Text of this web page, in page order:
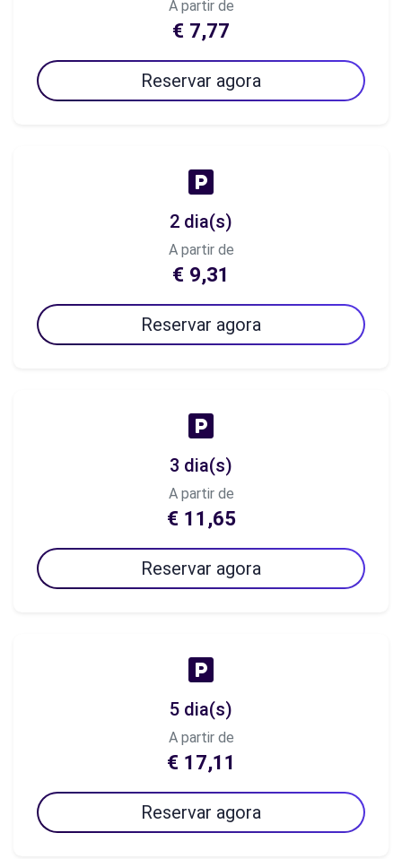
A partir de
€ 7,77
Reservar agora
2 dia(s)
A partir de
€ 9,31
Reservar agora
3 dia(s)
A partir de
€ 11,65
Reservar agora
5 dia(s)
A partir de
€ 17,11
Reservar agora